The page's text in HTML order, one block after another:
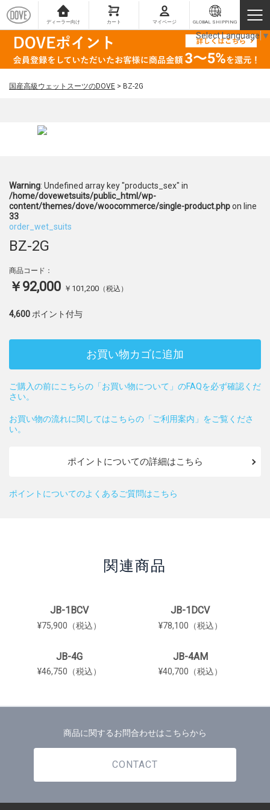
ディーラー向け カート マイページ GLOBAL SHIPPING
国産高級ウェットスーツのDOVE > BZ-2G
Warning: Undefined array key "products_sex" in
/home/dovewetsuits/public_html/wp-
content/themes/dove/woocommerce/single-product.phpon line
33
order_wet_suits
BZ-2G
商品コード：
￥92,000 ￥101,200 （税込）
4,600 ポイント付与
お買い物カゴに追加
ご購入の前にこちらの「お買い物について」のFAQを必ず確認くだ
さい。
お買い物の流れに関してはこちらの「ご利用案内」をご覧くださ
い。
ポイントについての詳細はこちら
ポイントについてのよくあるご質問はこちら
関連商品
JB-1BCV
¥75,900（税込）
JB-1DCV
¥78,100（税込）
JB-4G
¥46,750（税込）
JB-4AM
¥40,700（税込）
商品に関するお問合わせはこちらから
CONTACT
Select Language ▼